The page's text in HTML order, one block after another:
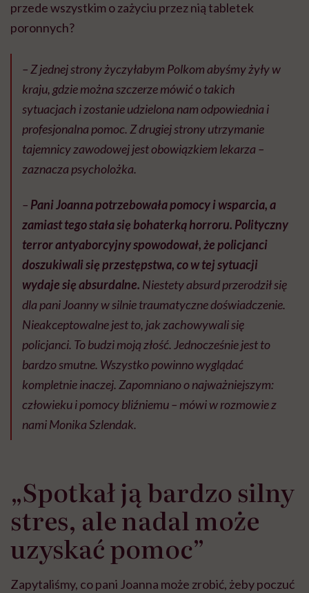
przede wszystkim o zażyciu przez nią tabletek
poronnych?
– Z jednej strony życzyłabym Polkom abyśmy żyły w
kraju, gdzie można szczerze mówić o takich
sytuacjach i zostanie udzielona nam odpowiednia i
profesjonalna pomoc. Z drugiej strony utrzymanie
tajemnicy zawodowej jest obowiązkiem lekarza –
zaznacza psycholożka.
– Pani Joanna potrzebowała pomocy i wsparcia, a
zamiast tego stała się bohaterką horroru. Polityczny
terror antyaborcyjny spowodował, że policjanci
doszukiwali się przestępstwa, co w tej sytuacji
wydaje się absurdalne. Niestety absurd przerodził się
dla pani Joanny w silnie traumatyczne doświadczenie.
Nieakceptowalne jest to, jak zachowywali się
policjanci. To budzi moją złość. Jednocześnie jest to
bardzo smutne. Wszystko powinno wyglądać
kompletnie inaczej. Zapomniano o najważniejszym:
człowieku i pomocy bliźniemu – mówi w rozmowie z
nami Monika Szlendak.
„Spotkał ją bardzo silny
stres, ale nadal może
uzyskać pomoc”
Zapytaliśmy, co pani Joanna może zrobić, żeby poczuć